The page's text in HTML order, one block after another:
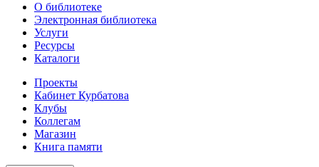
О библиотеке
Электронная библиотека
Услуги
Ресурсы
Каталоги
Проекты
Кабинет Курбатова
Клубы
Коллегам
Магазин
Книга памяти